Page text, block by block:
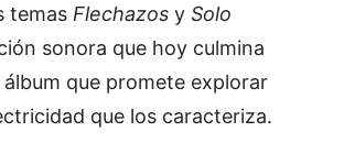
temas Flechazos y Solo
sonora que hoy culmina
que promete explorar
que los caracteriza.